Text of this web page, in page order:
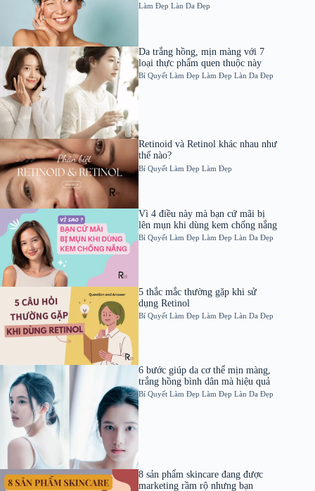
Làm Đẹp Làn Da Đẹp
Da trắng hồng, mịn màng với 7
loại thực phẩm quen thuộc này
Bí Quyết Làm Đẹp Làm Đẹp Làn Da Đẹp
Retinoid và Retinol khác nhau như
thế nào?
Bí Quyết Làm Đẹp Làm Đẹp
Vì 4 điều này mà bạn cứ mãi bị
lên mụn khi dùng kem chống nắng
Bí Quyết Làm Đẹp Làm Đẹp Làn Da Đẹp
5 thắc mắc thường gặp khi sử
dụng Retinol
Bí Quyết Làm Đẹp Làm Đẹp Làn Da Đẹp
6 bước giúp da cơ thể mịn màng,
trắng hồng bình dân mà hiệu quả
Bí Quyết Làm Đẹp Làm Đẹp Làn Da Đẹp
8 sản phẩm skincare đang được
marketing rầm rộ nhưng bạn